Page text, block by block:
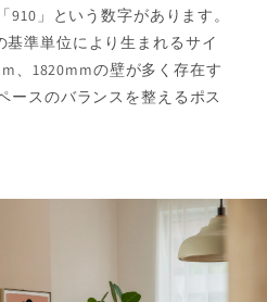
910」という数字があります。
準単位により生まれるサイ
、1820mmの壁が多く存在す
ースのバランスを整えるポス